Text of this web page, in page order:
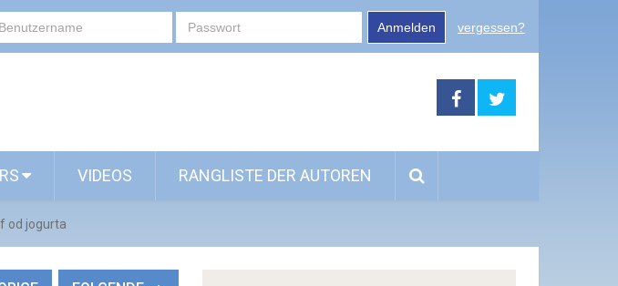
Anmelden vergessen?
VIDEOS RANGLISTE DER AUTOREN
od jogurta